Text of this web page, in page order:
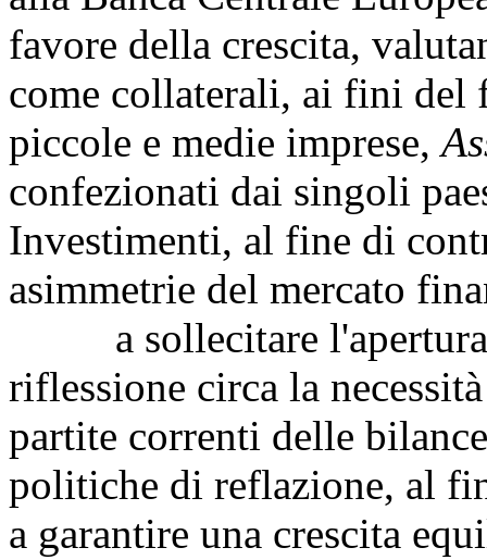
favore della crescita,
come collaterali, ai fini del
piccole e medie imprese,
confezionati dai singoli
Investimenti, al fine di
asimmetrie del mercato
a sollecitare l'apertura
riflessione circa la
partite correnti delle
politiche di reflazione, al
a garantire una crescita